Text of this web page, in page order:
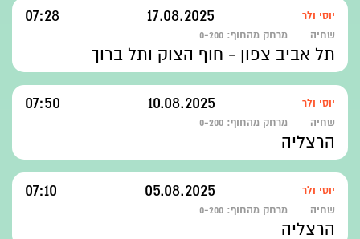
יוסי ולר 17.08.2025
07:28
שחיה מרחק מהחוף: 0-200
תל אביב צפון - חוף הצוק ותל ברוך
יוסי ולר 10.08.2025
07:50
שחיה מרחק מהחוף: 0-200
הרצליה
יוסי ולר 05.08.2025
07:10
שחיה מרחק מהחוף: 0-200
הרצליה